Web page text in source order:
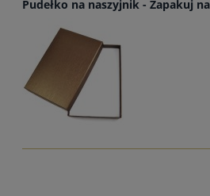
Pudełko na naszyjnik - Zapakuj